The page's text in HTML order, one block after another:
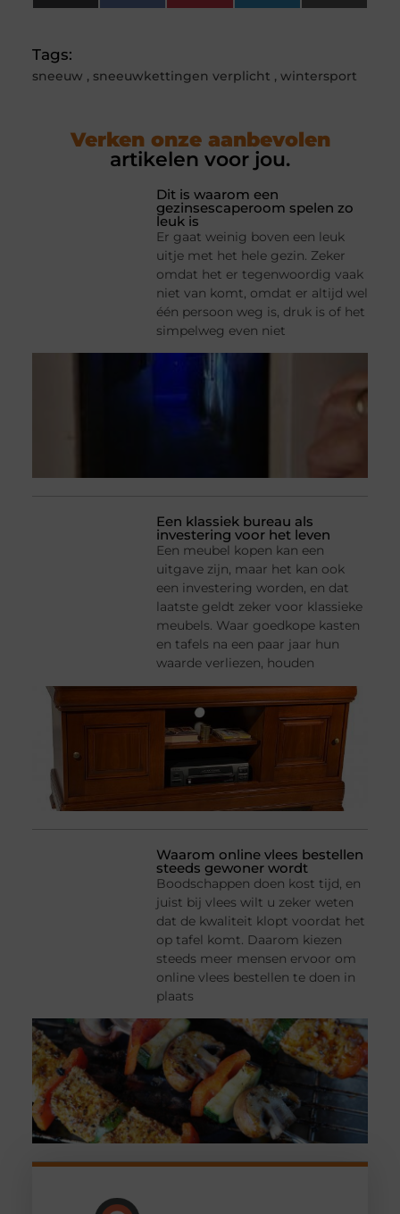
(Twitter)
Tags:
sneeuw , sneeuwkettingen verplicht , wintersport
Verken onze aanbevolen
artikelen voor jou.
Dit is waarom een
gezinsescaperoom spelen zo
leuk is
Er gaat weinig boven een leuk
uitje met het hele gezin. Zeker
omdat het er tegenwoordig vaak
niet van komt, omdat er altijd wel
één persoon weg is, druk is of het
simpelweg even niet
Een klassiek bureau als
investering voor het leven
Een meubel kopen kan een
uitgave zijn, maar het kan ook
een investering worden, en dat
laatste geldt zeker voor klassieke
meubels. Waar goedkope kasten
en tafels na een paar jaar hun
waarde verliezen, houden
Waarom online vlees bestellen
steeds gewoner wordt
Boodschappen doen kost tijd, en
juist bij vlees wilt u zeker weten
dat de kwaliteit klopt voordat het
op tafel komt. Daarom kiezen
steeds meer mensen ervoor om
online vlees bestellen te doen in
plaats